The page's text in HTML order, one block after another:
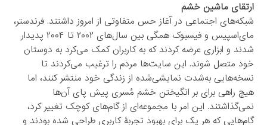
ارتقای ماشین خشم
شبکه‌های اجتماعی در آغاز حس متفاوتی از امروز داشتند. فرندستر،
مای‌اسپیس و فیسبوک همگی بین سال‌های ۲۰۰۲ تا ۲۰۰۴ پدیدار
شدند و ابزاری عرضه کردند که به کاربران کمک می‌کرد به دوستان
خود متصل شوند. این سایت‌ها مردم را ترغیب می‌کردند تا
نسخه‌هایی به‌شدت نمایشی‌شده از زندگی خود منتشر کنند، اما
هیچ راهی برای بر انگیختن خشم مُسری پیش پای آن‌ها
نمی‌گذاشتند. این امر با مجموعه‌ای از گام‌های کوچک تغییر کرد،
گام‌هایی که هر یک برای بهبود تجربۀ کاربری طراحی شده بودند و